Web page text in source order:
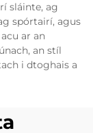
sláinte, ag
spórtairí, agus
ar an
an stíl
i dtoghais a